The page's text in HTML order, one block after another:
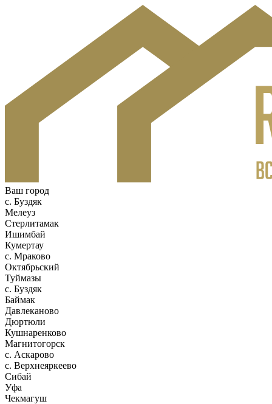
Ваш город
c. Буздяк
Мелеуз
Стерлитамак
Ишимбай
Кумертау
c. Мраково
Октябрьский
Туймазы
c. Буздяк
Баймак
Давлеканово
Дюртюли
Кушнаренково
Магнитогорск
с. Аскарово
с. Верхнеяркеево
Сибай
Уфа
Чекмагуш